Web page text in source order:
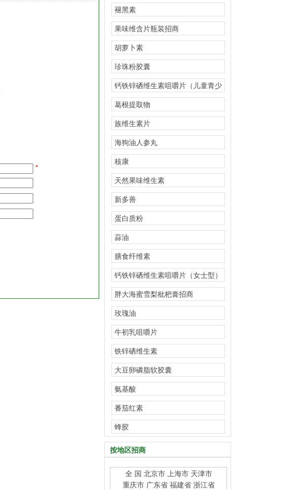
*
褪黑素
果味维含片瓶装招商
胡萝卜素
珍珠粉胶囊
钙铁锌硒维生素咀嚼片（儿童青少
年型）招商
葛根提取物
族维生素片
海狗油人参丸
核康
天然果味维生素
新多善
蛋白质粉
蒜油
膳食纤维素
钙铁锌硒维生素咀嚼片（女士型）
招商
胖大海蜜雪梨枇杷膏招商
玫瑰油
牛初乳咀嚼片
铁锌硒维生素
大豆卵磷脂软胶囊
氨基酸
番茄红素
蜂胶
按地区招商
全 国 北京市 上海市 天津市
重庆市 广东省 福建省 浙江省